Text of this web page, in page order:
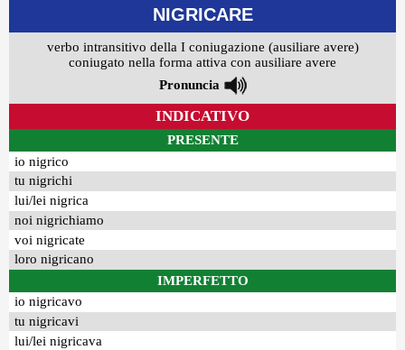
NIGRICARE
verbo intransitivo della I coniugazione (ausiliare avere)
coniugato nella forma attiva con ausiliare avere
Pronuncia
INDICATIVO
PRESENTE
io nigrico
tu nigrichi
lui/lei nigrica
noi nigrichiamo
voi nigricate
loro nigricano
IMPERFETTO
io nigricavo
tu nigricavi
lui/lei nigricava